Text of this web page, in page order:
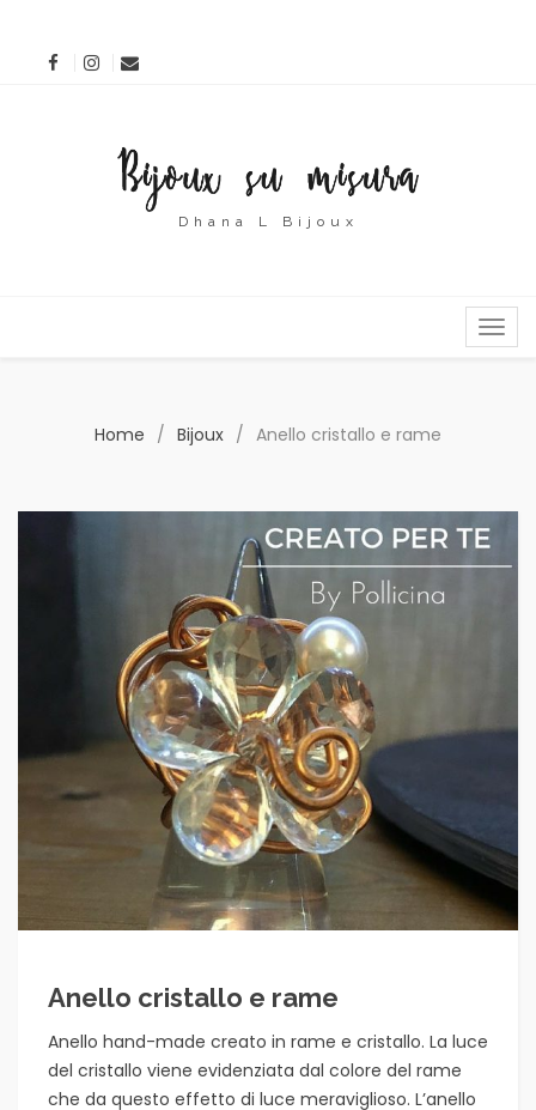
Dhana L Bijoux
MENU
Home / Bijoux / Anello cristallo e rame
Anello cristallo e rame
Anello hand-made creato in rame e cristallo. La luce
del cristallo viene evidenziata dal colore del rame
che da questo effetto di luce meraviglioso. L’anello